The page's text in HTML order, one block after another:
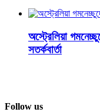
অস্ট্রেলিয়া
সতর্কবার্তা
Follow us